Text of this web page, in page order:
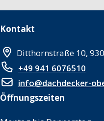
Kontakt
Ditthornstraße 10,
+49 941 6076510
info@dachdecker-
Öffnungszeiten